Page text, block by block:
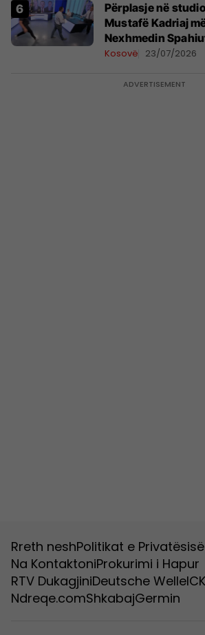
Përplasje në
Mustafë Kadriaj
Nexhmedin
transmetimi
Kosovë 23/07/2026
Rreth neshPolitikat e Privatësisë
Na KontaktoniProkurimi i Hapur
RTV DukagjiniDeutsche WelleICK
Ndreqe.comShkabajGermin